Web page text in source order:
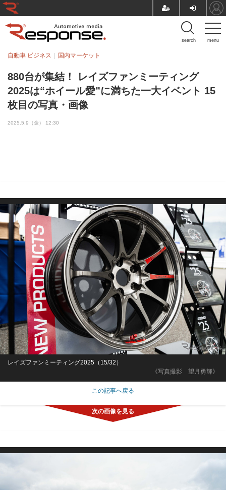
menu
search
880台が集結！ レイズファンミーティング
2025は“ホイール愛”に満ちた一大イベント 15
枚目の写真・画像
自動車 ビジネス 国内マーケット
2025.5.9（金） 12:30
《写真撮影 望月勇輝》
レイズファンミーティング2025（15/32）
この記事へ戻る